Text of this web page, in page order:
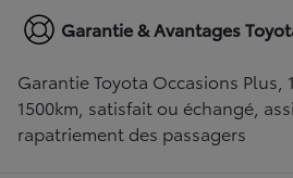
Garantie & Avantages
Garantie Toyota Occasions
1500km, satisfait ou échangé,
rapatriement des passagers